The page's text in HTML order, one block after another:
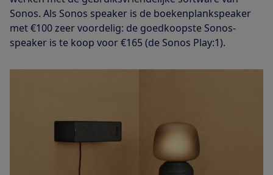
Sonos. Als Sonos speaker is de boekenplankspeaker
met €100 zeer voordelig: de goedkoopste Sonos-
speaker is te koop voor €165 (de Sonos Play:1).